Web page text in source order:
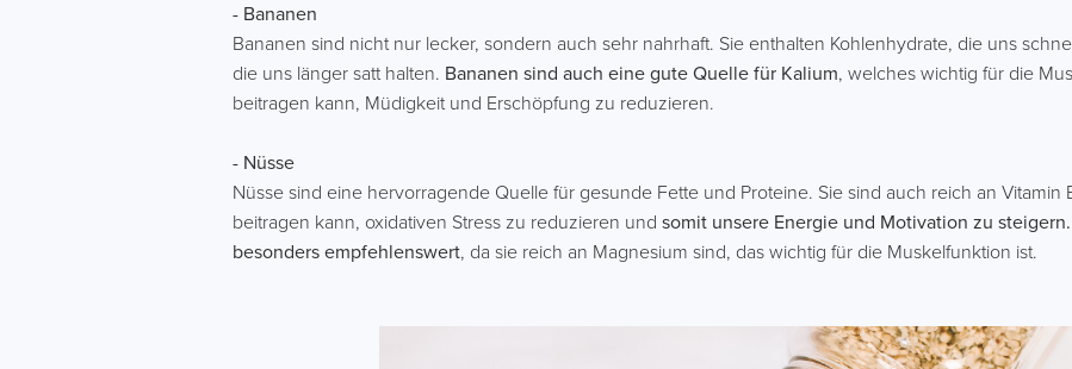
- Bananen
Bananen sind nicht nur lecker, sondern auch sehr nahrhaft. Sie enthalten Kohlenhydrate, die uns
die uns länger satt halten. Bananen sind auch eine gute Quelle für Kalium, welches wichtig für die
beitragen kann, Müdigkeit und Erschöpfung zu reduzieren.
- Nüsse
Nüsse sind eine hervorragende Quelle für gesunde Fette und Proteine. Sie sind auch reich an Vitamin
beitragen kann, oxidativen Stress zu reduzieren undsomit unsere Energie und Motivation zu
besonders empfehlenswert, da sie reich an Magnesium sind, das wichtig für die Muskelfunktion ist.